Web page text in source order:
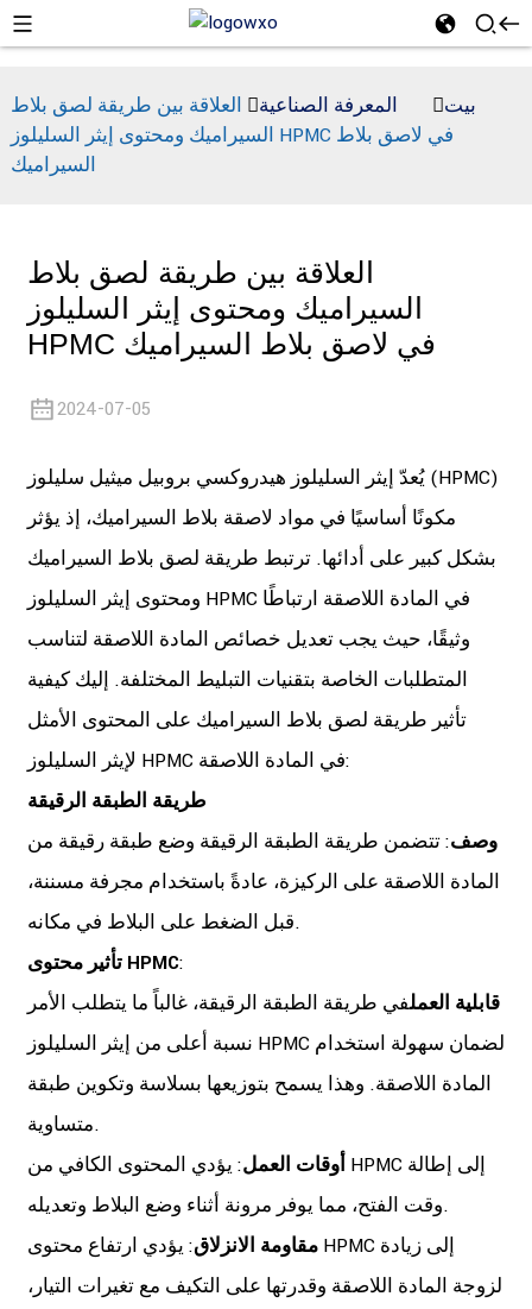
بيت المعرفة الصناعية
العلاقة بين طريقة لصق بلاط
السيراميك ومحتوى إيثر السليلوز HPMC في لاصق بلاط
السيراميك
العلاقة بين طريقة لصق بلاط
السيراميك ومحتوى إيثر السليلوز
HPMC في لاصق بلاط السيراميك
2024-07-05
يُعدّ إيثر السليلوز هيدروكسي بروبيل ميثيل سليلوز (HPMC)
مكونًا أساسيًا في مواد لاصقة بلاط السيراميك، إذ يؤثر
بشكل كبير على أدائها. ترتبط طريقة لصق بلاط السيراميك
ومحتوى إيثر السليلوز HPMC في المادة اللاصقة ارتباطًا
وثيقًا، حيث يجب تعديل خصائص المادة اللاصقة لتناسب
المتطلبات الخاصة بتقنيات التبليط المختلفة. إليك كيفية
تأثير طريقة لصق بلاط السيراميك على المحتوى الأمثل
لإيثر السليلوز HPMC في المادة اللاصقة:
طريقة الطبقة الرقيقة
وصف: تتضمن طريقة الطبقة الرقيقة وضع طبقة رقيقة من
المادة اللاصقة على الركيزة، عادةً باستخدام مجرفة مسننة،
قبل الضغط على البلاط في مكانه.
تأثير محتوى HPMC:
قابلية العملفي طريقة الطبقة الرقيقة، غالباً ما يتطلب الأمر
نسبة أعلى من إيثر السليلوز HPMC لضمان سهولة استخدام
المادة اللاصقة. وهذا يسمح بتوزيعها بسلاسة وتكوين طبقة
متساوية.
أوقات العمل: يؤدي المحتوى الكافي من HPMC إلى إطالة
وقت الفتح، مما يوفر مرونة أثناء وضع البلاط وتعديله.
مقاومة الانزلاق: يؤدي ارتفاع محتوى HPMC إلى زيادة
لزوجة المادة اللاصقة وقدرتها على التكيف مع تغيرات التيار،